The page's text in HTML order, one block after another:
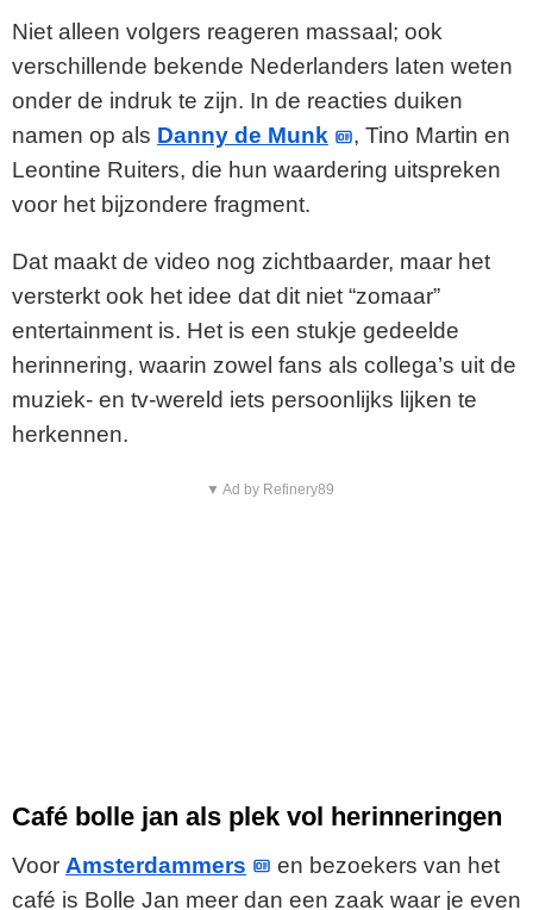
Niet alleen volgers reageren massaal; ook
verschillende bekende Nederlanders laten weten
onder de indruk te zijn. In de reacties duiken
namen op als Danny de Munk
, Tino Martin en
Leontine Ruiters, die hun waardering uitspreken
voor het bijzondere fragment.
Dat maakt de video nog zichtbaarder, maar het
versterkt ook het idee dat dit niet “zomaar”
entertainment is. Het is een stukje gedeelde
herinnering, waarin zowel fans als collega’s uit de
muziek- en tv-wereld iets persoonlijks lijken te
herkennen.
▼ Ad by Refinery89
Café bolle jan als plek vol herinneringen
Voor Amsterdammers
en bezoekers van het
café is Bolle Jan meer dan een zaak waar je even